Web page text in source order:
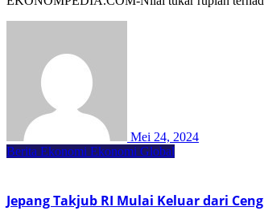
Mei 24, 2024
Berita Ekonomi Ekonomi Global
Jepang Takjub RI Mulai Keluar dari